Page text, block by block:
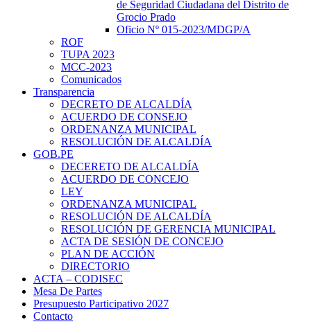
de Seguridad Ciudadana del Distrito de
Grocio Prado
Oficio Nº 015-2023/MDGP/A
ROF
TUPA 2023
MCC-2023
Comunicados
Transparencia
DECRETO DE ALCALDÍA
ACUERDO DE CONSEJO
ORDENANZA MUNICIPAL
RESOLUCIÓN DE ALCALDÍA
GOB.PE
DECERETO DE ALCALDÍA
ACUERDO DE CONCEJO
LEY
ORDENANZA MUNICIPAL
RESOLUCIÓN DE ALCALDÍA
RESOLUCIÓN DE GERENCIA MUNICIPAL
ACTA DE SESIÓN DE CONCEJO
PLAN DE ACCIÓN
DIRECTORIO
ACTA – CODISEC
Mesa De Partes
Presupuesto Participativo 2027
Contacto